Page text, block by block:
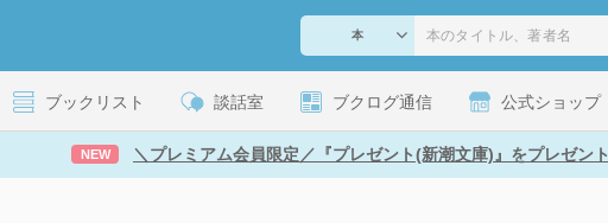
ブックリスト 談話室 ブクログ通信 公式ショップ
NEW ＼プレミアム会員限定／『プレゼント(新潮文庫)』をプレゼント